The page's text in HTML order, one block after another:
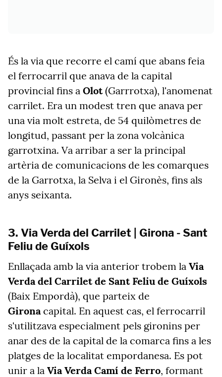
És la via que recorre el camí que abans feia
el ferrocarril que anava de la capital
provincial fins a Olot(Garrrotxa), l'anomenat
carrilet. Era un modest tren que anava per
una via molt estreta, de 54 quilòmetres de
longitud, passant per la zona volcànica
garrotxina. Va arribar a ser la principal
artèria de comunicacions de les comarques
de la Garrotxa, la Selva i el Gironès, fins als
anys seixanta.
3. Via Verda del Carrilet | Girona - Sant
Feliu de Guíxols
Enllaçada amb la via anterior trobem la Via
Verda del Carrilet de Sant Feliu de Guíxols
(Baix Empordà), que parteix de
Gironacapital. En aquest cas, el ferrocarril
s'utilitzava especialment pels gironins per
anar des de la capital de la comarca fins a les
platges de la localitat empordanesa. Es pot
unir a la Via Verda Camí de Ferro, formant